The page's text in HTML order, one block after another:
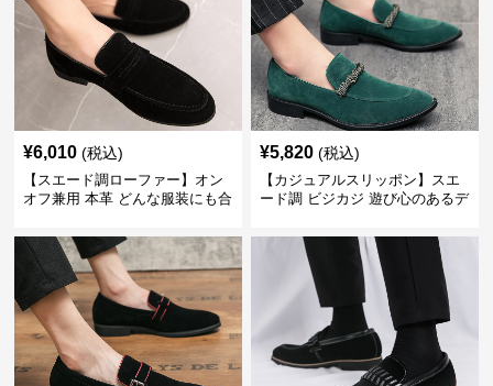
¥6,010 (税込)
【スエード調ローファー】オン
オフ兼用 本革 どんな服装にも合
供
¥5,820 (税込)
【カジュアルスリッポン】スエ
ード調 ビジカジ 遊び心のあるデ
表現